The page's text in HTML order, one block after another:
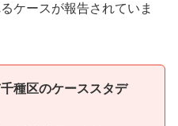
ケースが報告されていま
種区のケーススタデ